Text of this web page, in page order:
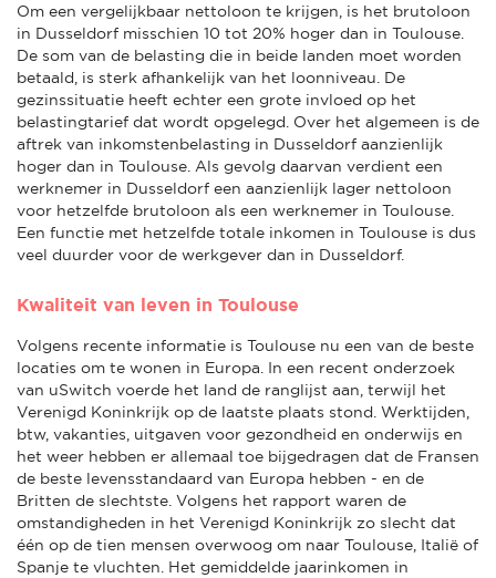
Om een vergelijkbaar nettoloon te krijgen, is het brutoloon
in Dusseldorf misschien 10 tot 20% hoger dan in Toulouse.
De som van de belasting die in beide landen moet worden
betaald, is sterk afhankelijk van het loonniveau. De
gezinssituatie heeft echter een grote invloed op het
belastingtarief dat wordt opgelegd. Over het algemeen is de
aftrek van inkomstenbelasting in Dusseldorf aanzienlijk
hoger dan in Toulouse. Als gevolg daarvan verdient een
werknemer in Dusseldorf een aanzienlijk lager nettoloon
voor hetzelfde brutoloon als een werknemer in Toulouse.
Een functie met hetzelfde totale inkomen in Toulouse is dus
veel duurder voor de werkgever dan in Dusseldorf.
Kwaliteit van leven in Toulouse
Volgens recente informatie is Toulouse nu een van de beste
locaties om te wonen in Europa. In een recent onderzoek
van uSwitch voerde het land de ranglijst aan, terwijl het
Verenigd Koninkrijk op de laatste plaats stond. Werktijden,
btw, vakanties, uitgaven voor gezondheid en onderwijs en
het weer hebben er allemaal toe bijgedragen dat de Fransen
de beste levensstandaard van Europa hebben - en de
Britten de slechtste. Volgens het rapport waren de
omstandigheden in het Verenigd Koninkrijk zo slecht dat
één op de tien mensen overwoog om naar Toulouse, Italië of
Spanje te vluchten. Het gemiddelde jaarinkomen in